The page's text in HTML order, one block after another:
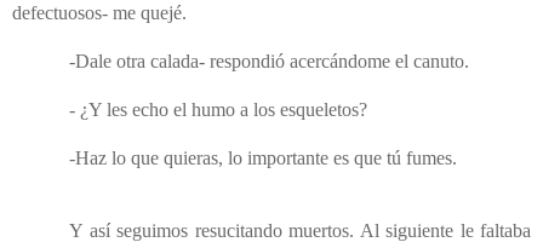
defectuosos- me quejé.
-Dale otra calada- respondió acercándome el canuto.
- ¿Y les echo el humo a los esqueletos?
-Haz lo que quieras, lo importante es que tú fumes.
Y así seguimos resucitando muertos. Al siguiente le faltaba